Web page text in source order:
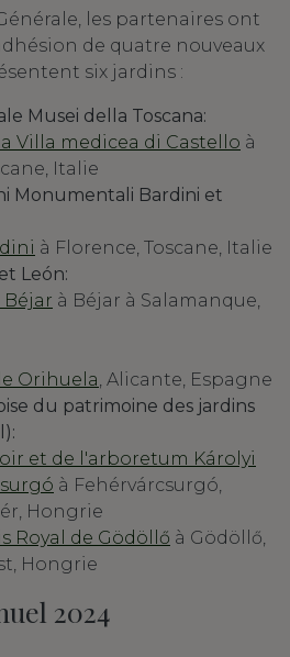
les partenaires ont
de quatre nouveaux
six jardins :
Musei della Toscana:
Villa medicea di Castello à
Italie
Monumentali Bardini et
à Florence, Toscane, Italie
León:
Béjar à Béjar à Salamanque,
Orihuela, Alicante, Espagne
du patrimoine des jardins
et de l'arboretum Károlyi
à Fehérvárcsurgó,
Hongrie
Royal de Gödöllő à Gödöllő,
Hongrie
2024